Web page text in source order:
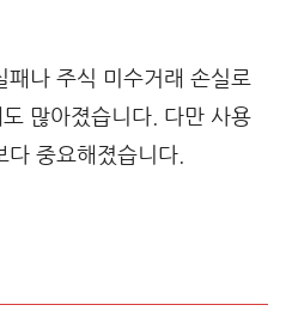
패나 주식 미수거래 손실로
많아졌습니다. 다만 사용
중요해졌습니다.